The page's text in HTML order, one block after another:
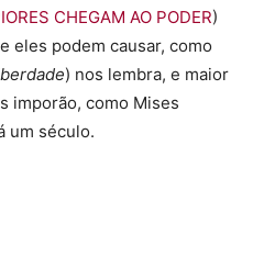
CHEGAM AO PODER)
eles podem causar, como
) nos lembra, e maior
imporão, como Mises
um século.